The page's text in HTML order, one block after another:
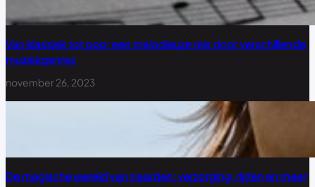
Van klassiek tot pop: een melodieuze reis door verschillende
muziekgenres
november 26, 2023
De magische wereld van paarden: verzorging, rijden en meer